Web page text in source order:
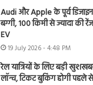
Audi और Apple के पूर्व
बग्गी, 100 किमी से ज्यादा
EV
19 July 2026 - 4:48 PM
रेल यात्रियों के लिए बड़ी
लॉन्च, टिकट बुकिंग होगी